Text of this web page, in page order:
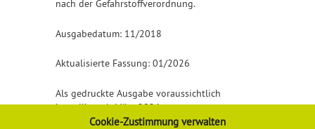
Cookie-Zustimmung verwalten
nach der Gefahrstoffverordnung.
Ausgabedatum: 11/2018
Aktualisierte Fassung: 01/2026
Als gedruckte Ausgabe voraussichtlich
bestellbar ab März 2026.